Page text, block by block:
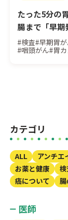
たった5分の
腸まで「早期
#検査#早期胃
#咽頭がん#胃
カテゴリ
ALL アンチエ
お薬と健康
癌について
医師